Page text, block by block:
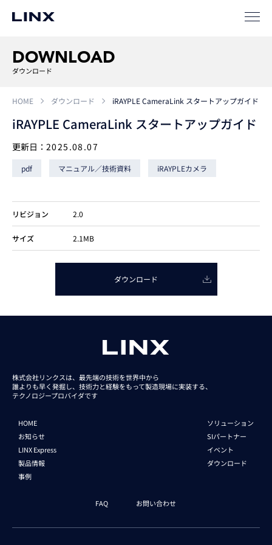
事例
SIパートナー
サポート
企業情報 EN
DOWNLOAD
ダウンロード
HOME ダウンロード iRAYPLE CameraLink スタートアップガイド
iRAYPLE CameraLink スタートアップガイド
更新日： 2025.08.07
pdf マニュアル／技術資料 iRAYPLEカメラ
リビジョン 2.0
サイズ 2.1MB
ダウンロード
株式会社リンクスは、最先端の技術を世界中から
誰よりも早く発掘し、技術力と経験をもって製造現場に実装する、
テクノロジープロバイダです
HOME
お知らせ
LINX Express
製品情報
事例
ソリューション
SIパートナー
イベント
ダウンロード
FAQ お問い合わせ